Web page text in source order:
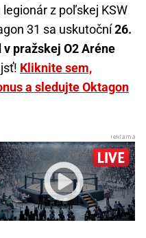
z poľskej KSW
31 sa uskutoční26.
pražskej O2 Aréne
Kliknite sem,
a sledujte Oktagon